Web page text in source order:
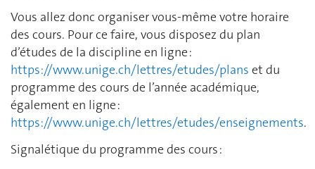
Vous allez donc organiser vous-même votre horaire
des cours. Pour ce faire, vous disposez du plan
d’études de la discipline en ligne :
https://www.unige.ch/lettres/etudes/plans et du
programme des cours de l’année académique,
également en ligne :
https://www.unige.ch/lettres/etudes/enseignements.
Signalétique du programme des cours :